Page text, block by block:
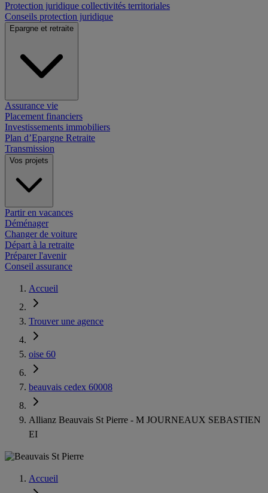
Protection juridique collectivités territoriales
Conseils protection juridique
Epargne et retraite
Assurance vie
Placement financiers
Investissements immobiliers
Plan d’Epargne Retraite
Transmission
Vos projets
Partir en vacances
Déménager
Changer de voiture
Départ à la retraite
Préparer l'avenir
Conseil assurance
Accueil
Trouver une agence
oise 60
beauvais cedex 60008
Allianz Beauvais St Pierre - M JOURNEAUX SEBASTIEN
EI
Accueil